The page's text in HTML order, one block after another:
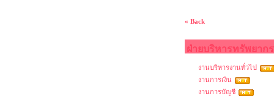
« Back
ฝ่ายบริหารทรัพยากร
งานบริหารงานทั่วไป
งานการเงิน
งานการบัญชี